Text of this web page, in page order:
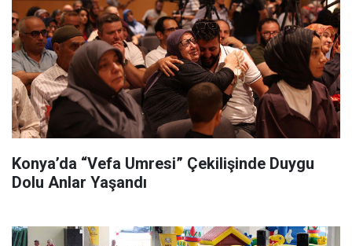
Konya’da “Vefa Umresi” Çekilişinde Duygu
Dolu Anlar Yaşandı